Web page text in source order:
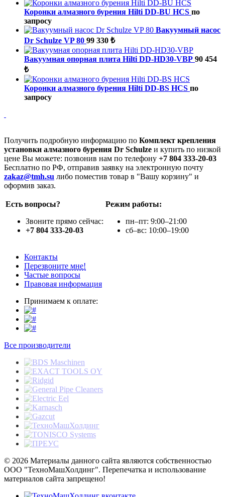
Коронки алмазного бурения Hilti DD-BU HCS по
запросу
Вакуумный насос
Dr Schulze VP 80 99 330 ₺
Вакуумная опорная плита Hilti DD-HD30-VBP 90 454
₺
Коронки алмазного бурения Hilti DD-BS HCS по
запросу
Получить подробную информацию по Комплект крепления
установки алмазного бурения Dr Schulze и купить по низкой
цене Вы можете: позвонив нам по телефону +7 804 333-20-03
Бесплатно по РФ, отправив заявку на электронную почту
zakaz@tmh.su либо поместив товар в "Вашу корзину" и
оформив заказ.
Есть вопросы?
Звоните прямо сейчас:
+7 804 333-20-03
Режим работы:
пн–пт: 9:00–21:00
сб–вс: 10:00–19:00
Контакты
Перезвоните мне!
Частые вопросы
Правовая информация
Принимаем к оплате:
Все производители
© 2026 Материалы данного сайта являются собственностью
ООО "ТехноМашХолдинг". Перепечатка и использование
материалов сайта запрещено!